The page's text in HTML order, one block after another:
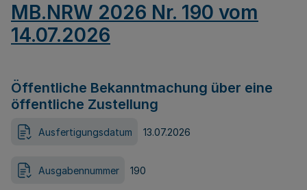
MB.NRW 2026 Nr. 190 vom
14.07.2026
Öffentliche Bekanntmachung über eine
öffentliche Zustellung
Ausfertigungsdatum 13.07.2026
Ausgabennummer 190